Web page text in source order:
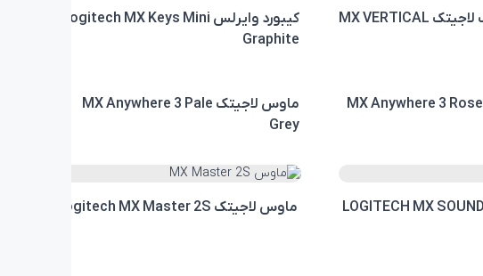
ماوس ارگونومیک لاجیتک MX VERTICAL
کیبورد وایرلس Logitech MX Keys Mini
Graphite
ماوس لاجیتک MX Anywhere 3 Pale
Grey
ماوس لاجیتک Logitech MX Master 2S